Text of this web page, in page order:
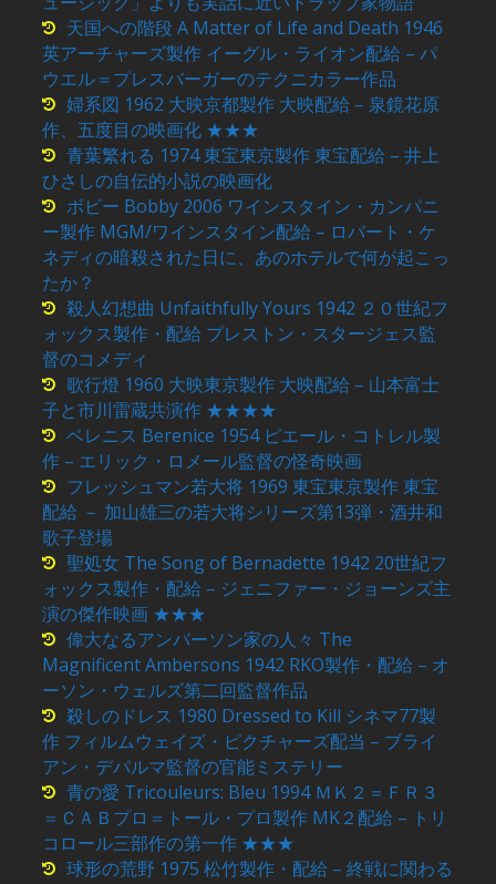
天国への階段 A Matter of Life and Death 1946
英アーチャーズ製作 イーグル・ライオン配給 – パ
ウエル＝プレスバーガーのテクニカラー作品
婦系図 1962 大映京都製作 大映配給 – 泉鏡花原
作、五度目の映画化 ★★★
青葉繁れる 1974 東宝東京製作 東宝配給 – 井上
ひさしの自伝的小説の映画化
ボビー Bobby 2006 ワインスタイン・カンパニ
ー製作 MGM/ワインスタイン配給 – ロバート・ケ
ネディの暗殺された日に、あのホテルで何が起こっ
たか？
殺人幻想曲 Unfaithfully Yours 1942 ２０世紀フ
ォックス製作・配給 プレストン・スタージェス監
督のコメディ
歌行燈 1960 大映東京製作 大映配給 – 山本富士
子と市川雷蔵共演作 ★★★★
ベレニス Berenice 1954 ピエール・コトレル製
作 – エリック・ロメール監督の怪奇映画
フレッシュマン若大将 1969 東宝東京製作 東宝
配給 － 加山雄三の若大将シリーズ第13弾・酒井和
歌子登場
聖処女 The Song of Bernadette 1942 20世紀フ
ォックス製作・配給 – ジェニファー・ジョーンズ主
演の傑作映画 ★★★
偉大なるアンバーソン家の人々 The
Magnificent Ambersons 1942 RKO製作・配給 – オ
ーソン・ウェルズ第二回監督作品
殺しのドレス 1980 Dressed to Kill シネマ77製
作 フィルムウェイズ・ピクチャーズ配当 – ブライ
アン・デパルマ監督の官能ミステリー
青の愛 Tricouleurs: Bleu 1994 ＭＫ２＝ＦＲ３
＝ＣＡＢプロ＝トール・プロ製作 MK２配給 – トリ
コロール三部作の第一作 ★★★
球形の荒野 1975 松竹製作・配給 – 終戦に関わる